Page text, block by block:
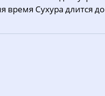
18:25
время Сухура длится до